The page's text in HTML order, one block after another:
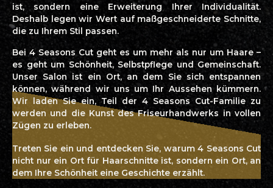
ist, sondern eine Erweiterung Ihrer Individualität.
Deshalb legen wir Wert auf maßgeschneiderte Schnitte,
die zu Ihrem Stil passen.
Bei 4 Seasons Cut geht es um mehr als nur um Haare –
es geht um Schönheit, Selbstpflege und Gemeinschaft.
Unser Salon ist ein Ort, an dem Sie sich entspannen
können, während wir uns um Ihr Aussehen kümmern.
Wir laden Sie ein, Teil der 4 Seasons Cut-Familie zu
werden und die Kunst des Friseurhandwerks in vollen
Zügen zu erleben.
Treten Sie ein und entdecken Sie, warum 4 Seasons Cut
nicht nur ein Ort für Haarschnitte ist, sondern ein Ort, an
dem Ihre Schönheit eine Geschichte erzählt.